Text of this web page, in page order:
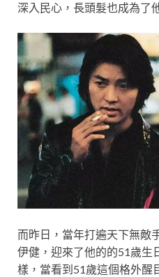
深入民心，長頭髮也成為了
而昨日，當年打遍天下無敵
伊健，迎來了他的的51歲生
樣，當看到51歲這個格外醒